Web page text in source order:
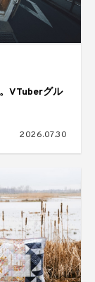
VTuberグル
2026.07.30